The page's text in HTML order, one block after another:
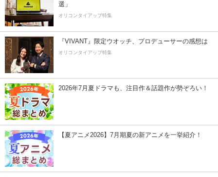
選」
オリコンタイアップ特集
『VIVANT』限定ウオッチ、プロデューサーの感想は
オリコンタイアップ特集
2026年7月夏ドラマも、注目作＆話題作が勢ぞろい！
【夏アニメ2026】7月期夏の新アニメを一挙紹介！